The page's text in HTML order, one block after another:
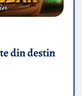
din destin